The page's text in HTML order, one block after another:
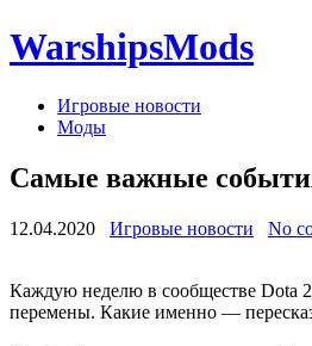
WarshipsMods
Игровые новости
Моды
Самые важные
12.04.2020 Игровые новости No
Каждую неделю в сообществе Dota
перемены. Какие именно —